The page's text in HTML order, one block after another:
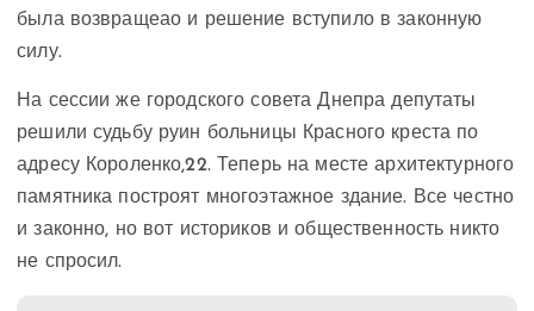
была возвращеао и решение вступило в законную
силу.
На сессии же городского совета Днепра депутаты
решили судьбу руин больницы Красного креста по
адресу Короленко,22. Теперь на месте архитектурного
памятника построят многоэтажное здание. Все честно
и законно, но вот историков и общественность никто
не спросил.